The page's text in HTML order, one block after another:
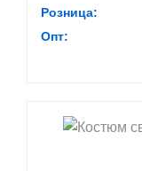
Розница:
Опт: